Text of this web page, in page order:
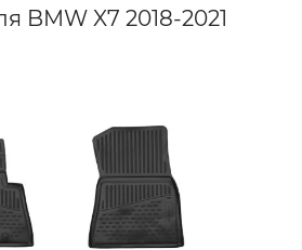
BMW X7 2018-2021